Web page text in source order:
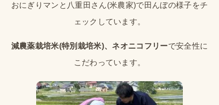
おにぎりマンと八重田さん(米農家)で田んぼの様子をチ
ェックしています。
減農薬栽培米(特別栽培米)、ネオニコフリーで安全性に
こだわっています。